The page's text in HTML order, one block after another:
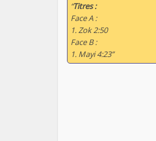
“Titres :
Face A :
1. Zok 2:50
Face B :
1. Mayi 4:23”